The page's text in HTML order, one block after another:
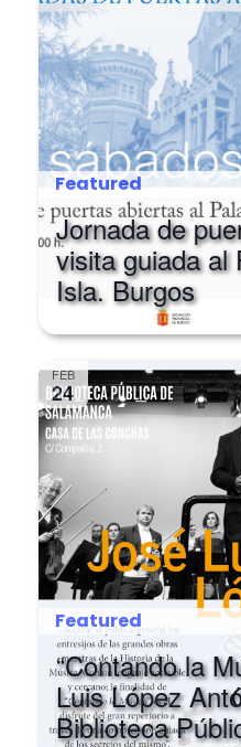
Featured
Jornada de
visita guiada al
Isla. Burgos
FEB
Featured
“Contando la
Luis López
Biblioteca
– Casa de las